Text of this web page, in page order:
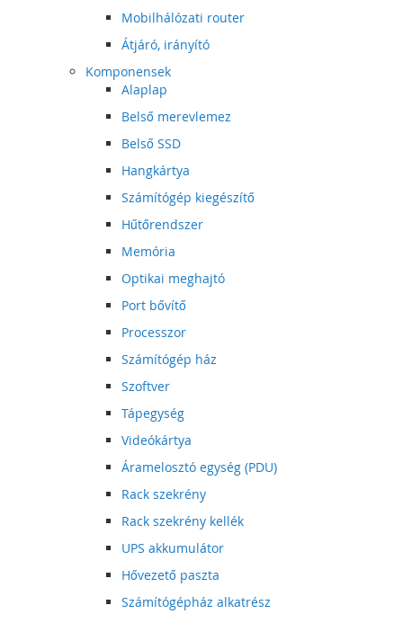
Mobilhálózati router
Átjáró, irányító
Komponensek
Alaplap
Belső merevlemez
Belső SSD
Hangkártya
Számítógép kiegészítő
Hűtőrendszer
Memória
Optikai meghajtó
Port bővítő
Processzor
Számítógép ház
Szoftver
Tápegység
Videókártya
Áramelosztó egység (PDU)
Rack szekrény
Rack szekrény kellék
UPS akkumulátor
Hővezető paszta
Számítógépház alkatrész